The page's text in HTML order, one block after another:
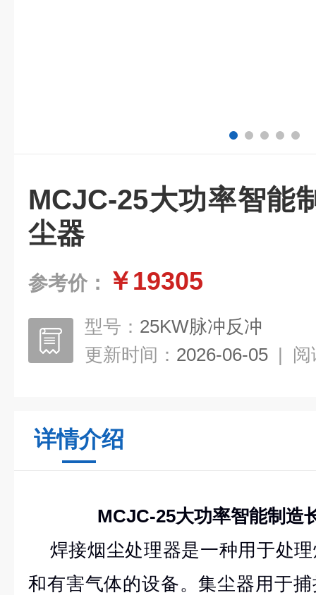
MCJC-25大功率智能
尘器
参考价： ￥19305
型号： 25KW脉冲反冲
更新时间： 2026-06-05 | 阅
详情介绍
MCJC-25大功率智能制造
焊接烟尘处理器是一种用于处
和有害气体的设备。集尘器用于